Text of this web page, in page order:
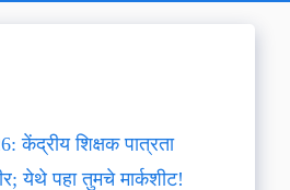
केंद्रीय शिक्षक पात्रता
येथे पहा तुमचे मार्कशीट!